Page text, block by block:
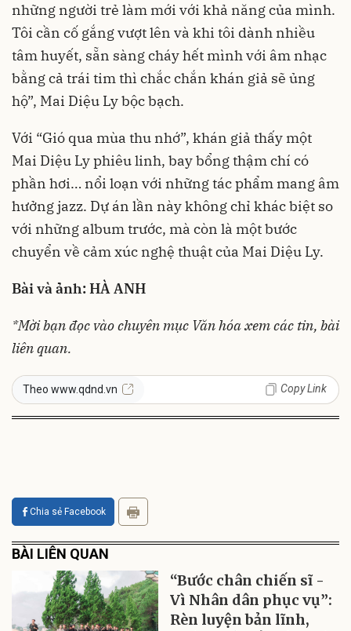
những người trẻ làm mới với khả năng của mình.
Tôi cần cố gắng vượt lên và khi tôi dành nhiều
tâm huyết, sẵn sàng cháy hết mình với âm nhạc
bằng cả trái tim thì chắc chắn khán giả sẽ ủng
hộ”, Mai Diệu Ly bộc bạch.
Với “Gió qua mùa thu nhớ”, khán giả thấy một
Mai Diệu Ly phiêu linh, bay bổng thậm chí có
phần hơi… nổi loạn với những tác phẩm mang âm
hưởng jazz. Dự án lần này không chỉ khác biệt so
với những album trước, mà còn là một bước
chuyển về cảm xúc nghệ thuật của Mai Diệu Ly.
Bài và ảnh: HÀ ANH
*Mời bạn đọc vào chuyên mục Văn hóaxem các tin, bài
liên quan.
Theo www.qdnd.vn Copy Link
Chia sẻ Facebook
BÀI LIÊN QUAN
“Bước chân chiến sĩ -
Vì Nhân dân phục vụ”:
Rèn luyện bản lĩnh,